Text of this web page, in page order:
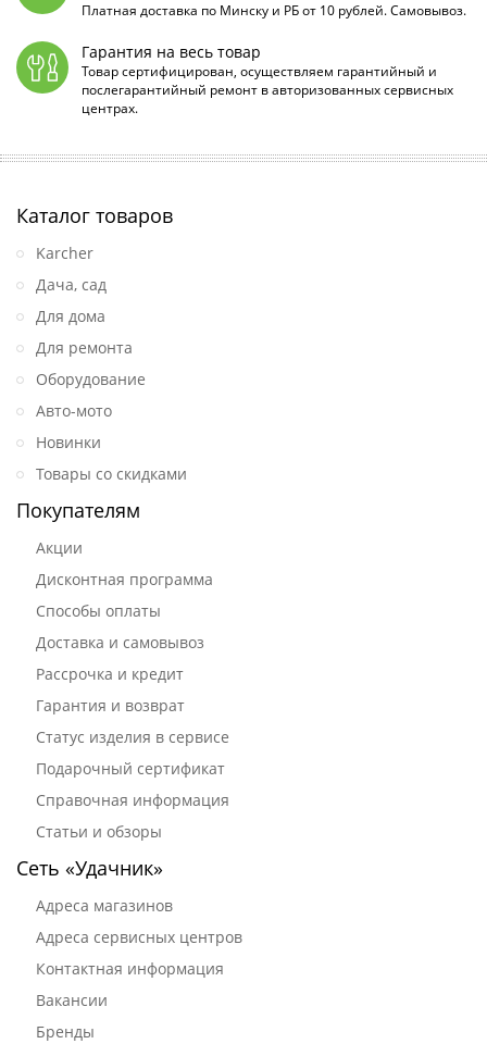
Платная доставка по Минску и РБ от 10 рублей. Самовывоз.
Гарантия на весь товар
Товар сертифицирован, осуществляем гарантийный и
послегарантийный ремонт в авторизованных сервисных
центрах.
Каталог товаров
Karcher
Дача, сад
Для дома
Для ремонта
Оборудование
Авто-мото
Новинки
Товары со скидками
Покупателям
Акции
Дисконтная программа
Способы оплаты
Доставка и самовывоз
Рассрочка и кредит
Гарантия и возврат
Статус изделия в сервисе
Подарочный сертификат
Справочная информация
Статьи и обзоры
Сеть «Удачник»
Адреса магазинов
Адреса сервисных центров
Контактная информация
Вакансии
Бренды